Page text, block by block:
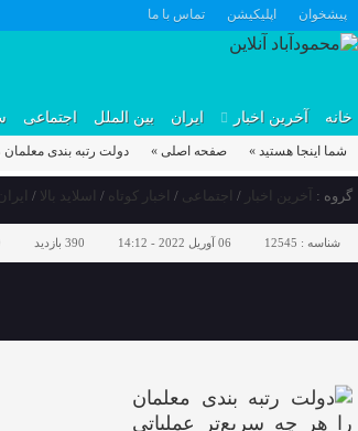
پیشخوان اپلیکیشن تماس با ما
خانه آخرین اخبار ایران بین الملل اجتماعی
شما اینجا هستید » صفحه اصلی » دولت رتبه بندی
گروه : آخرین اخبار / اجتماعی / اخبار کوتاه / اسلاید بالا /
شناسه : 12545 06 آوریل 2022 - 14:12 390 بازدید